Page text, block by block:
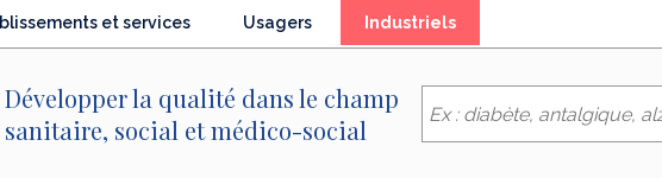
et services Usagers Industriels(élément
Développer la qualité dans le champ
sanitaire, social et médico-social